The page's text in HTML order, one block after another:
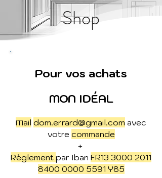
Shop
Pour vos achats
MON IDÉAL
Mail dom.errard@gmail.com avec
votre commande
+
Règlement par Iban FR13 3000 2011
8400 0000 5591 Y85